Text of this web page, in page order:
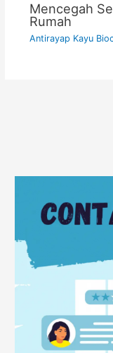
Mencegah
Rumah
Antirayap Kayu